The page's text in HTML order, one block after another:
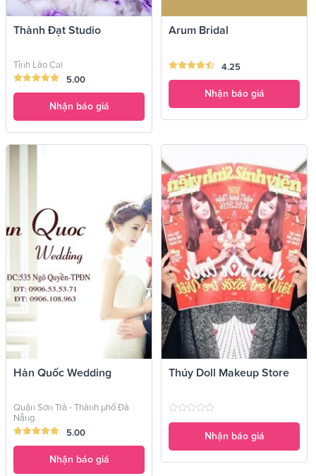
Thành Đạt Studio
Tỉnh Lào Cai
5.00
Nhận báo giá
Arum Bridal
4.25
Nhận báo giá
Hàn Quốc Wedding
Quận Sơn Trà - Thành phố Đà
Nẵng
5.00
Nhận báo giá
Thúy Doll Makeup Store
Nhận báo giá